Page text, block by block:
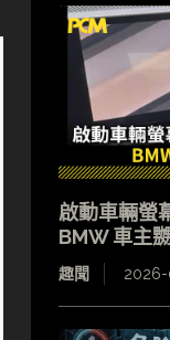
啟動車輛螢
BMW 車主
趣聞